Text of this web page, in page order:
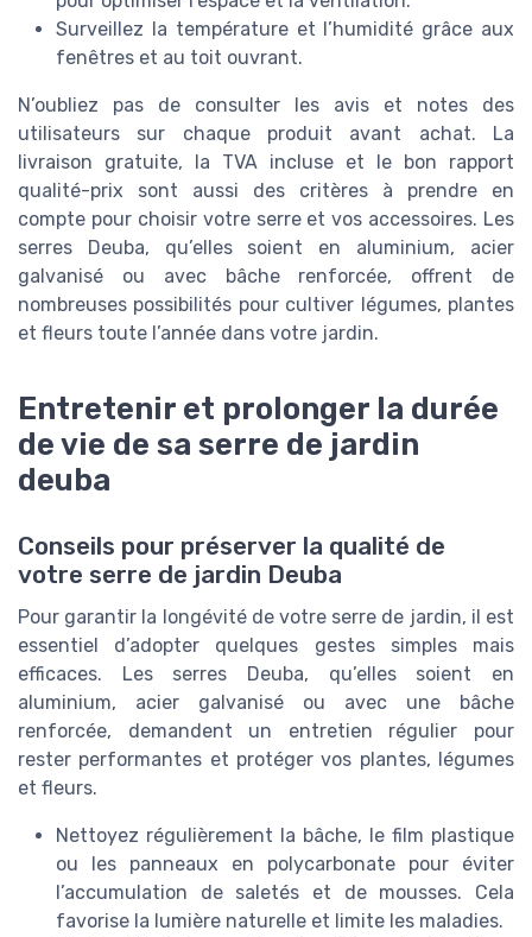
Surveillez la température et l’humidité grâce aux
fenêtres et au toit ouvrant.
N’oubliez pas de consulter les avis et notes des
utilisateurs sur chaque produit avant achat. La
livraison gratuite, la TVA incluse et le bon rapport
qualité-prix sont aussi des critères à prendre en
compte pour choisir votre serre et vos accessoires. Les
serres Deuba, qu’elles soient en aluminium, acier
galvanisé ou avec bâche renforcée, offrent de
nombreuses possibilités pour cultiver légumes, plantes
et fleurs toute l’année dans votre jardin.
Entretenir et prolonger la durée
de vie de sa serre de jardin
deuba
Conseils pour préserver la qualité de
votre serre de jardin Deuba
Pour garantir la longévité de votre serre de jardin, il est
essentiel d’adopter quelques gestes simples mais
efficaces. Les serres Deuba, qu’elles soient en
aluminium, acier galvanisé ou avec une bâche
renforcée, demandent un entretien régulier pour
rester performantes et protéger vos plantes, légumes
et fleurs.
Nettoyez régulièrement la bâche, le film plastique
ou les panneaux en polycarbonate pour éviter
l’accumulation de saletés et de mousses. Cela
favorise la lumière naturelle et limite les maladies.